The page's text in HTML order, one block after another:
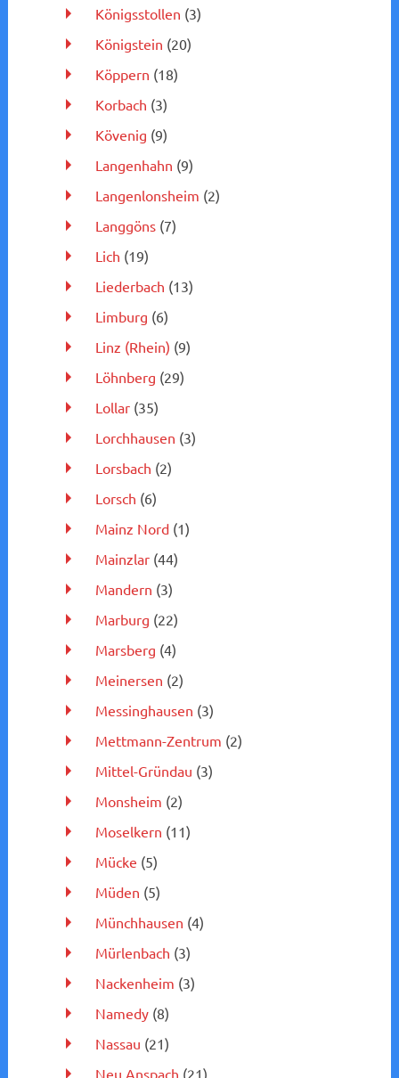
Königsstollen (3)
Königstein (20)
Köppern (18)
Korbach (3)
Kövenig (9)
Langenhahn (9)
Langenlonsheim (2)
Langgöns(7)
Lich (19)
Liederbach (13)
Limburg (6)
Linz (Rhein) (9)
Löhnberg (29)
Lollar(35)
Lorchhausen (3)
Lorsbach (2)
Lorsch (6)
Mainz Nord(1)
Mainzlar(44)
Mandern (3)
Marburg (22)
Marsberg (4)
Meinersen (2)
Messinghausen (3)
Mettmann-Zentrum (2)
Mittel-Gründau (3)
Monsheim (2)
Moselkern (11)
Mücke (5)
Müden (5)
Münchhausen (4)
Mürlenbach (3)
Nackenheim (3)
Namedy(8)
Nassau (21)
Neu Anspach (21)